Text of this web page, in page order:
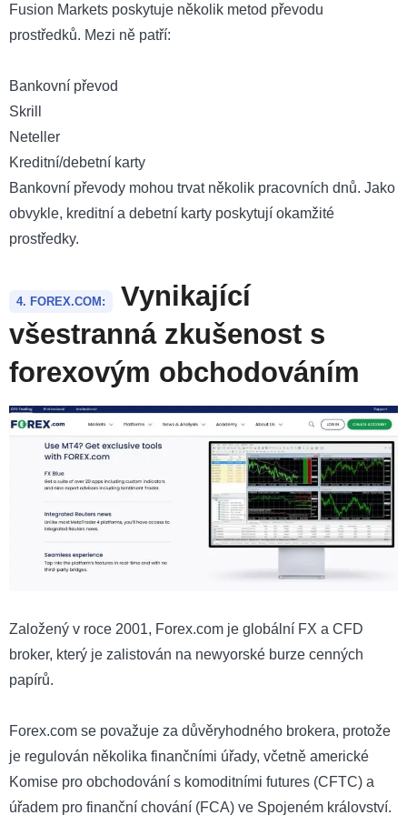
Fusion Markets poskytuje několik metod převodu
prostředků. Mezi ně patří:
Bankovní převod
Skrill
Neteller
Kreditní/debetní karty
Bankovní převody mohou trvat několik pracovních dnů. Jako
obvykle, kreditní a debetní karty poskytují okamžité
prostředky.
4. FOREX.COM:
Vynikající
všestranná zkušenost s
forexovým obchodováním
Založený v roce 2001, Forex.com je globální FX a CFD
broker, který je zalistován na newyorské burze cenných
papírů.
Forex.com se považuje za důvěryhodného brokera, protože
je regulován několika finančními úřady, včetně americké
Komise pro obchodování s komoditními futures (CFTC) a
úřadem pro finanční chování (FCA) ve Spojeném království.